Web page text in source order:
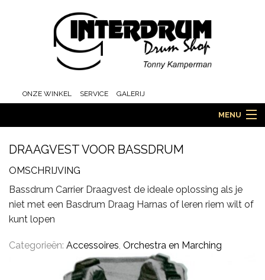
ONZE WINKEL SERVICE GALERIJ
MENU
HOME
DRUMS
ORCHESTRA EN MARCHING
DRAAGVEST VOOR BASSDRUM
OMSCHRIJVING
Bassdrum Carrier Draagvest de ideale oplossing als je
niet met een Basdrum Draag Harnas of leren riem wilt of
kunt lopen
Categorieën: Accessoires, Orchestra en Marching